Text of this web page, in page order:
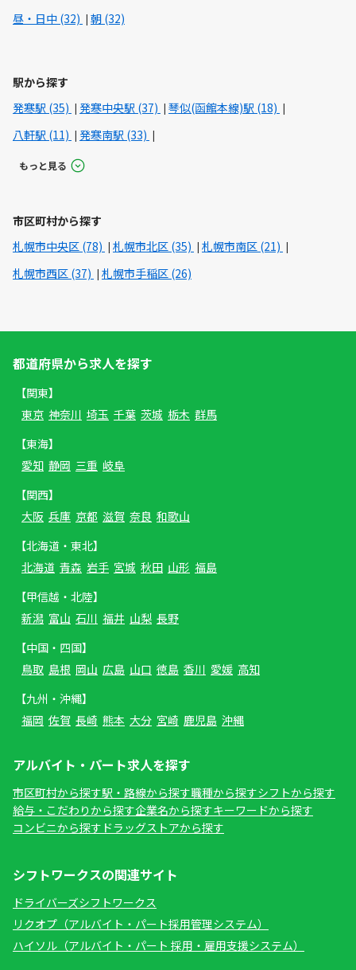
昼・日中 (32)
朝 (32)
駅から探す
発寒駅 (35)
発寒中央駅 (37)
琴似(函館本線)駅 (18)
八軒駅 (11)
発寒南駅 (33)
もっと見る
市区町村から探す
札幌市中央区 (78)
札幌市北区 (35)
札幌市南区 (21)
札幌市西区 (37)
札幌市手稲区 (26)
都道府県から求人を探す
【関東】
東京 神奈川 埼玉 千葉 茨城 栃木 群馬
【東海】
愛知 静岡 三重 岐阜
【関西】
大阪 兵庫 京都 滋賀 奈良 和歌山
【北海道・東北】
北海道 青森 岩手 宮城 秋田 山形 福島
【甲信越・北陸】
新潟 富山 石川 福井 山梨 長野
【中国・四国】
鳥取 島根 岡山 広島 山口 徳島 香川 愛媛 高知
【九州・沖縄】
福岡 佐賀 長崎 熊本 大分 宮崎 鹿児島 沖縄
アルバイト・パート求人を探す
市区町村から探す駅・路線から探す職種から探すシフトから探す
給与・こだわりから探す企業名から探すキーワードから探す
コンビニから探す ドラッグストアから探す
シフトワークスの関連サイト
ドライバーズシフトワークス
リクオプ（アルバイト・パート採用管理システム）
ハイソル（アルバイト・パート 採用・雇用支援システム）